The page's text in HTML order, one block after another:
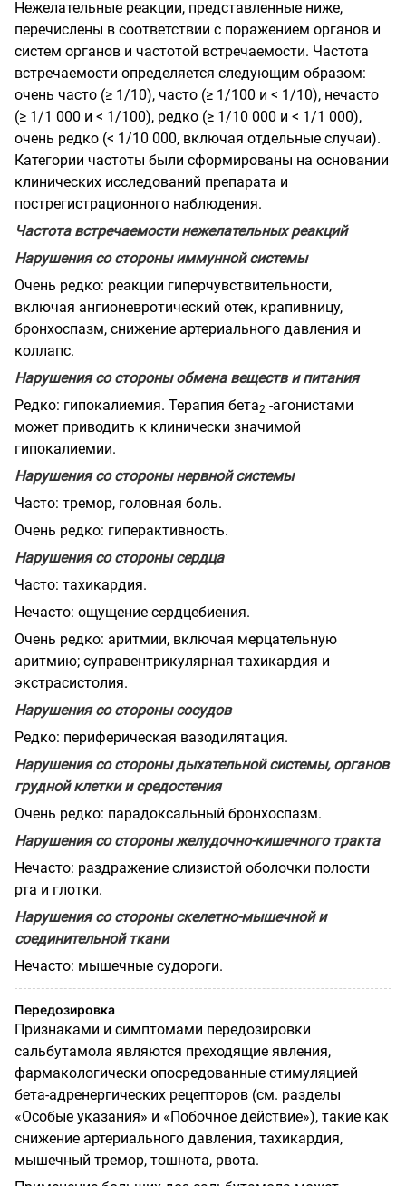
Нежелательные реакции, представленные ниже,
перечислены в соответствии с поражением органов и
систем органов и частотой встречаемости. Частота
встречаемости определяется следующим образом:
очень часто (≥ 1/10), часто (≥ 1/100 и < 1/10), нечасто
(≥ 1/1 000 и < 1/100), редко (≥ 1/10 000 и < 1/1 000),
очень редко (< 1/10 000, включая отдельные случаи).
Категории частоты были сформированы на основании
клинических исследований препарата и
пострегистрационного наблюдения.
Частота встречаемости нежелательных реакций
Нарушения со стороны иммунной системы
Очень редко: реакции гиперчувствительности,
включая ангионевротический отек, крапивницу,
бронхоспазм, снижение артериального давления и
коллапс.
Нарушения со стороны обмена веществ и питания
Редко: гипокалиемия. Терапия бета2 -агонистами
может приводить к клинически значимой
гипокалиемии.
Нарушения со стороны нервной системы
Часто: тремор, головная боль.
Очень редко: гиперактивность.
Нарушения со стороны сердца
Часто: тахикардия.
Нечасто: ощущение сердцебиения.
Очень редко: аритмии, включая мерцательную
аритмию; суправентрикулярная тахикардия и
экстрасистолия.
Нарушения со стороны сосудов
Редко: периферическая вазодилятация.
Нарушения со стороны дыхательной системы, органов
грудной клетки и средостения
Очень редко: парадоксальный бронхоспазм.
Нарушения со стороны желудочно-кишечного тракта
Нечасто: раздражение слизистой оболочки полости
рта и глотки.
Нарушения со стороны скелетно-мышечной и
соединительной ткани
Нечасто: мышечные судороги.
Передозировка
Признаками и симптомами передозировки
сальбутамола являются преходящие явления,
фармакологически опосредованные стимуляцией
бета-адренергических рецепторов (см. разделы
«Особые указания» и «Побочное действие»), такие как
снижение артериального давления, тахикардия,
мышечный тремор, тошнота, рвота.